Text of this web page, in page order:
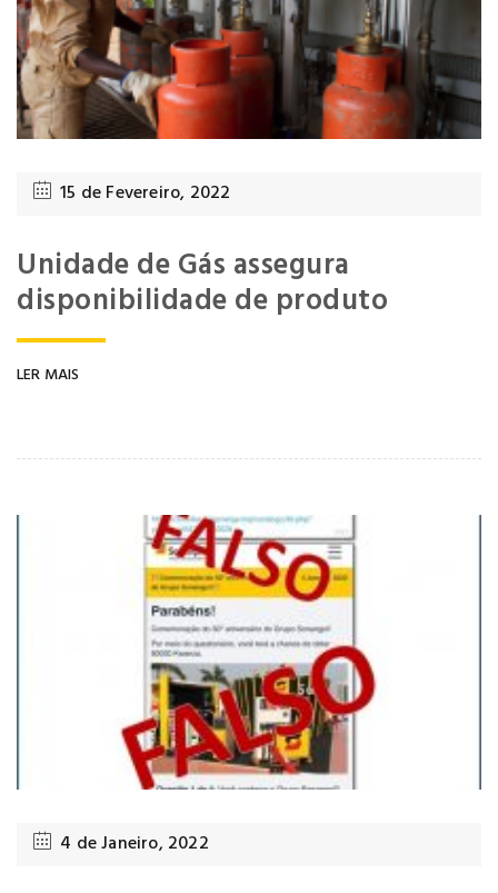
15 de Fevereiro, 2022
Unidade de Gás assegura
disponibilidade de produto
LER MAIS
4 de Janeiro, 2022